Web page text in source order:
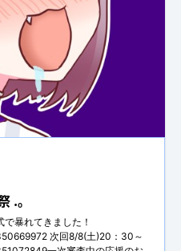
.。
暴れてきました！
次回8/8(土)20：30～